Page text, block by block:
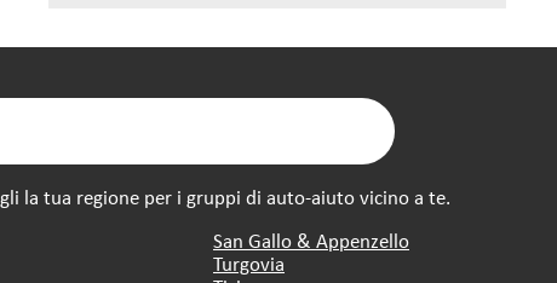
la tua regione per i gruppi di auto-aiuto vicino a te.
San Gallo & Appenzello
Turgovia